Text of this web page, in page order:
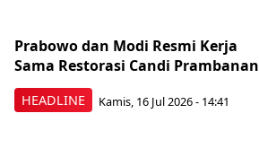
HEADLINE
Prabowo dan Modi Resmi Kerja
Sama Restorasi Candi Prambanan
Kamis, 16 Jul 2026 - 14:41